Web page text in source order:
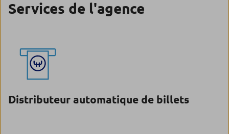
Services de l'agence
Distributeur automatique de billets